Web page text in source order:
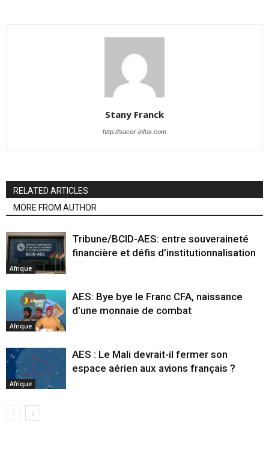
Stany Franck
http://sacer-infos.com
RELATED ARTICLES
MORE FROM AUTHOR
Afrique
Tribune/BCID-AES: entre souveraineté
financière et défis d’institutionnalisation
Afrique
AES: Bye bye le Franc CFA, naissance
d’une monnaie de combat
Afrique
AES : Le Mali devrait-il fermer son
espace aérien aux avions français ?